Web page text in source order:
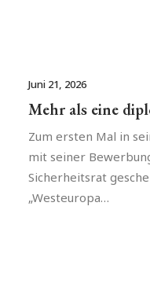
Juni 21, 2026
Mehr als eine
Zum ersten Mal in
mit seiner
Sicherheitsrat
„Westeuropa…